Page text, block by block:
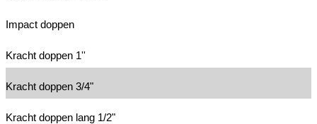
Impact doppen
Kracht doppen 1''
Kracht doppen 3/4"
Kracht doppen lang 1/2"